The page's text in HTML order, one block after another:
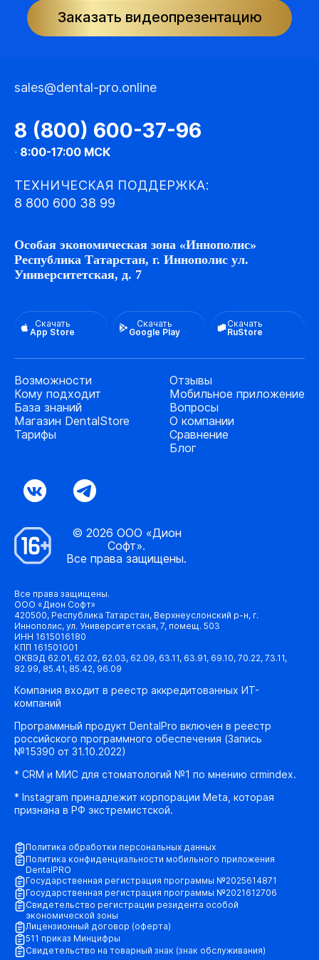
Заказать видеопрезентацию
sales@dental-pro.online
8 (800) 600-37-96
· 8:00-17:00 МСК
ТЕХНИЧЕСКАЯ ПОДДЕРЖКА:
8 800 600 38 99
Особая экономическая зона «Иннополис»
Республика Татарстан, г. Иннополис ул.
Университетская, д. 7
Скачать
App Store
Скачать
Google Play
Скачать
RuStore
Возможности
Кому подходит
База знаний
Магазин DentalStore
Тарифы
Отзывы
Мобильное приложение
Вопросы
О компании
Сравнение
Блог
© 2026 ООО «Дион
Софт».
Все права защищены.
Все права защищены.
ООО «Дион Софт»
420500, Республика Татарстан, Верхнеуслонский р-н, г.
Иннополис, ул. Университетская, 7, помещ. 503
ИНН 1615016180
КПП 161501001
ОКВЭД 62.01, 62.02, 62.03, 62.09, 63.11, 63.91, 69.10, 70.22, 73.11,
82.99, 85.41, 85.42, 96.09
Компания входит в реестр аккредитованных ИТ-
компаний
Программный продукт DentalPro включен в реестр
российского программного обеспечения (Запись
№15390 от 31.10.2022)
* CRM и МИС для стоматологий №1 по мнению crmindex.
* Instagram принадлежит корпорации Meta, которая
признана в РФ экстремистской.
Политика обработки персональных данных
Политика конфиденциальности мобильного приложения
DentalPRO
Государственная регистрация программы №2025614871
Государственная регистрация программы №2021612706
Свидетельство регистрации резидента особой
экономической зоны
Лицензионный договор (оферта)
511 приказ Минцифры
Свидетельство на товарный знак (знак обслуживания)